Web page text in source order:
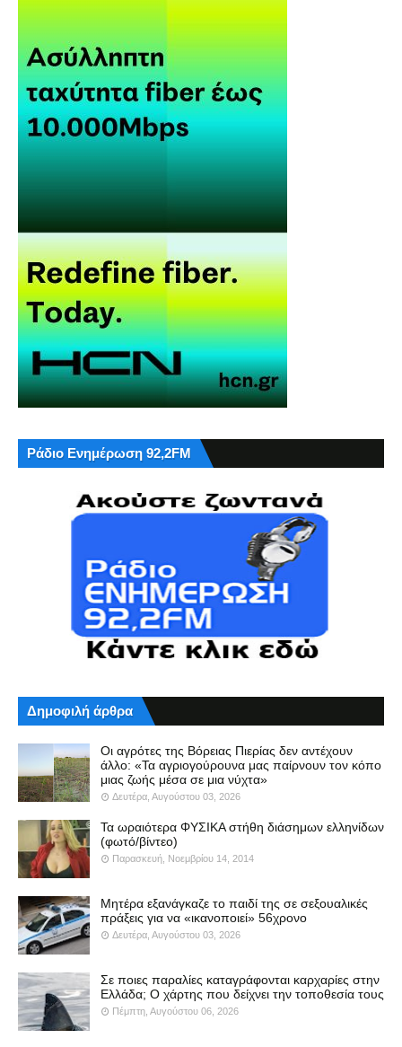
Ράδιο Ενημέρωση 92,2FM
Δημοφιλή άρθρα
Οι αγρότες της Βόρειας Πιερίας δεν αντέχουν
άλλο: «Τα αγριογούρουνα μας παίρνουν τον κόπο
μιας ζωής μέσα σε μια νύχτα»
Δευτέρα, Αυγούστου 03, 2026
Τα ωραιότερα ΦΥΣΙΚΑ στήθη διάσημων ελληνίδων
(φωτό/βίντεο)
Παρασκευή, Νοεμβρίου 14, 2014
Μητέρα εξανάγκαζε το παιδί της σε σεξουαλικές
πράξεις για να «ικανοποιεί» 56χρονο
Δευτέρα, Αυγούστου 03, 2026
Σε ποιες παραλίες καταγράφονται καρχαρίες στην
Ελλάδα; Ο χάρτης που δείχνει την τοποθεσία τους
Πέμπτη, Αυγούστου 06, 2026